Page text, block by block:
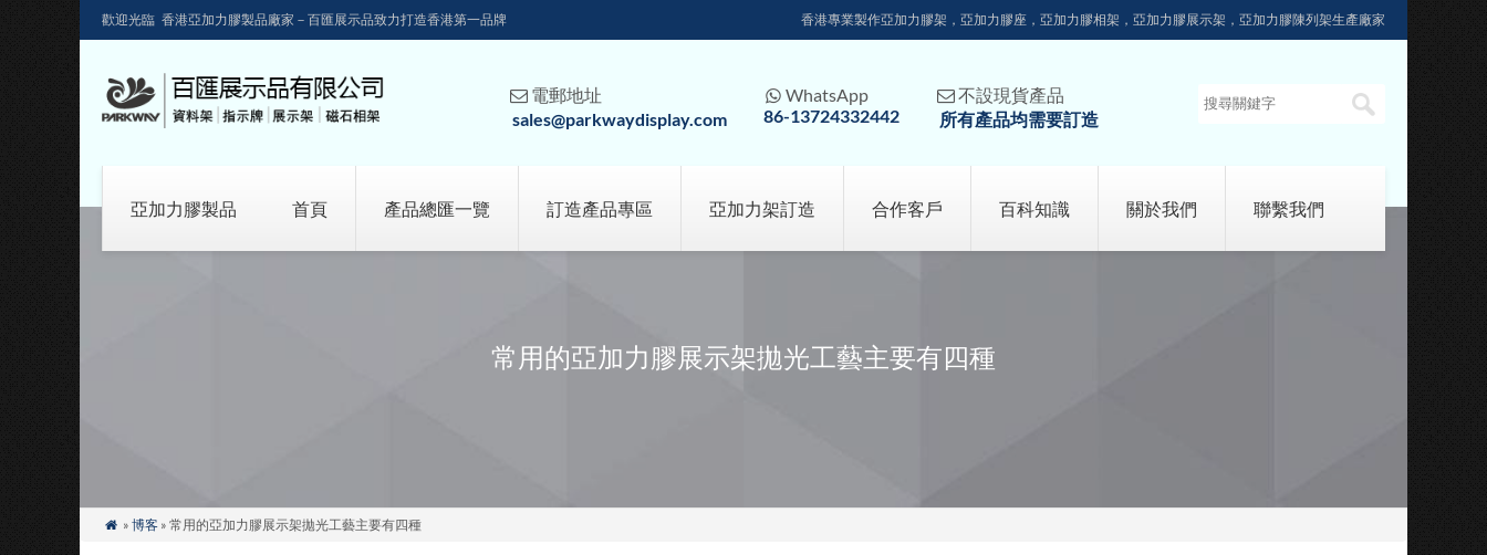
歡迎光臨 香港亞加力膠製品廠家－百匯展示品致力打造香港第一品牌 香港專業製作亞加力膠架，亞加力膠座，亞加力膠相架，亞加力膠展示架，亞加力膠陳列架生產廠家
 電郵地址
sales@parkwaydisplay.com
 WhatsApp
86-13724332442
 不設現貨產品
所有產品均需要訂造
亞加力膠製品 首頁 產品總匯一覽 訂造產品專區 亞加力架訂造 合作客戶 百科知識 關於我們 聯繫我們
常用的亞加力膠展示架拋光工藝主要有四種
 » 博客» 常用的亞加力膠展示架拋光工藝主要有四種